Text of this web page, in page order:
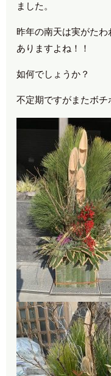
ました。
昨年の南天は実がた
ありますよね！！
如何でしょうか？
不定期ですがまたボチ